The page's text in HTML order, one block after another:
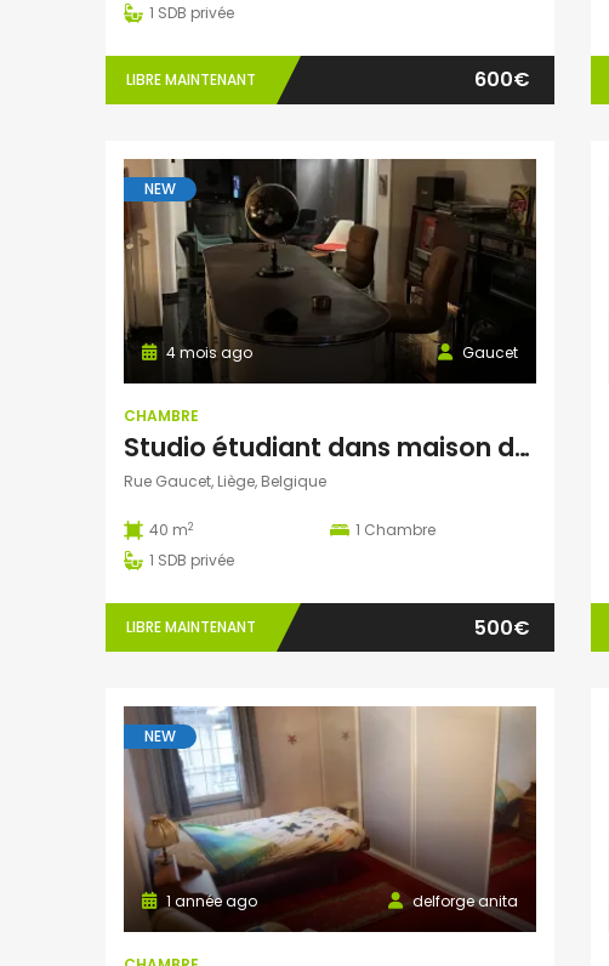
1 SDB privée
LIBRE MAINTENANT 600€
NEW
Gaucet
4 mois ago
CHAMBRE
Studio étudiant dans maison de maître – Parc de la Boverie (Liège)
Rue Gaucet, Liège, Belgique
40 m2 1 Chambre
1 SDB privée
LIBRE MAINTENANT 500€
NEW
delforge anita
1 année ago